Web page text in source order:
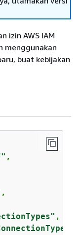
izin AWS IAM
menggunakan
buat kebijakan
,
,
,